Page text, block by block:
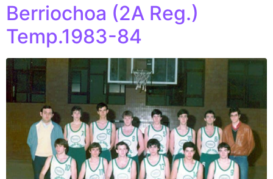
Berriochoa (2A Reg.)
Temp.1983-84